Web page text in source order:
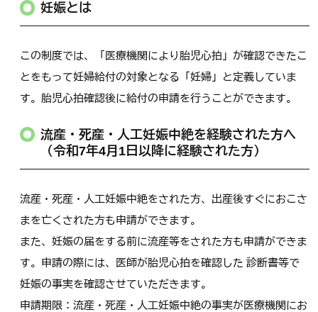
妊娠とは
この制度では、「医療機関により胎児心拍」が確認できたこ
とをもって妊婦給付の対象となる「妊婦」と定義していま
す。胎児心拍確認後に給付の申請を行うことができます。
流産・死産・人工妊娠中絶を経験された方へ
（令和7年4月1日以降に経験された方）
流産・死産・人工妊娠中絶をされた方、出産後すぐにおこさ
まを亡くされた方も申請ができます。
また、妊娠の届をする前に流産等をされた方も申請ができま
す。申請の際には、医師が胎児心拍を確認した 診断書等で
妊娠の事実を確認させていただきます。
申請期限：流産・死産・人工妊娠中絶の事実が医療機関にお